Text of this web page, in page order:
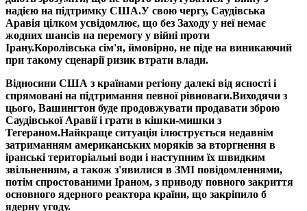
надією на підтримку США.У свою чергу, Саудівська
Аравія цілком усвідомлює, що без Заходу у неї немає
жодних шансів на перемогу у війні проти
Ірану.Королівська сім'я, ймовірно, не піде на виникаючий
при такому сценарії ризик втрати влади.
Відносини США з країнами регіону далекі від ясності і
спрямовані на підтримання певної рівноваги.Виходячи з
цього, Вашингтон буде продовжувати продавати зброю
Саудівської Аравії і грати в кішки-мишки з
Тегераном.Найкраще ситуація ілюструється недавнім
затриманням американських моряків за вторгнення в
іранські територіальні води і наступним їх швидким
звільненням, а також з'явилися в ЗМІ повідомленнями,
потім спростованими Іраном, з приводу повного закриття
основного ядерного реактора країни, що закріпило б
ядерну угоду.